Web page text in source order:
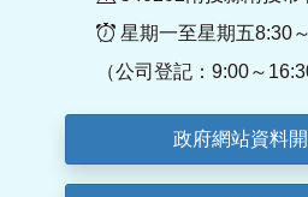
星期一至星期五8:30
（公司登記：9:00～
政府網站資料